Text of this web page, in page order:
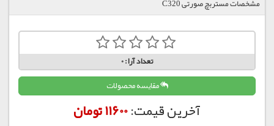
مشخصات مستربچ صورتی C320
تعداد آرا:0
مقایسه محصولات
آخرین قیمت:11600 تومان